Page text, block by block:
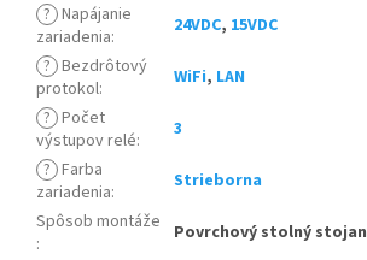
? Napájanie
zariadenia: 24VDC, 15VDC
? Bezdrôtový
protokol: WiFi, LAN
? Počet
výstupov relé:
3
? Farba
zariadenia:
Strieborna
Spôsob montáže
:
Povrchový stolný stojan